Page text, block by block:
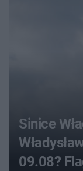
Sinice
09.08?